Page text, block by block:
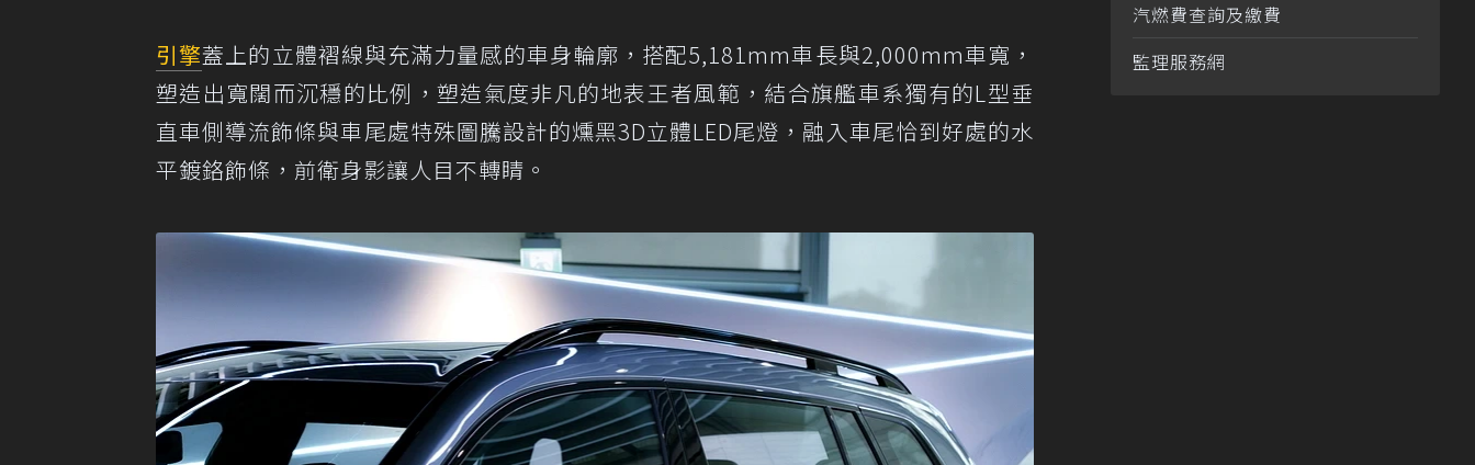
引擎蓋上的立體褶線與充滿力量感的車身輪廓，搭配5,181mm車長與2,000mm車寬，
塑造出寬闊而沉穩的比例，塑造氣度非凡的地表王者風範，結合旗艦車系獨有的L型垂
直車側導流飾條與車尾處特殊圖騰設計的燻黑3D立體LED尾燈，融入車尾恰到好處的水
平鍍鉻飾條，前衛身影讓人目不轉睛。
汽燃費查詢及繳費
監理服務網